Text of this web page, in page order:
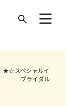
Search
★☆スペシャルイ
イダル